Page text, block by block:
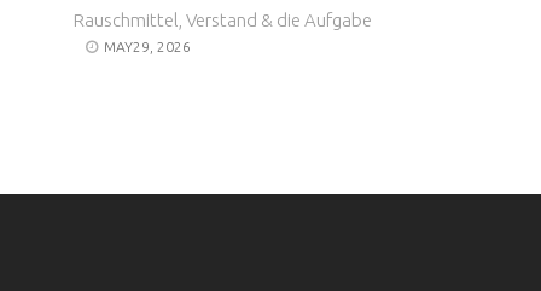
Rauschmittel, Verstand & die Aufgabe
MAY29, 2026